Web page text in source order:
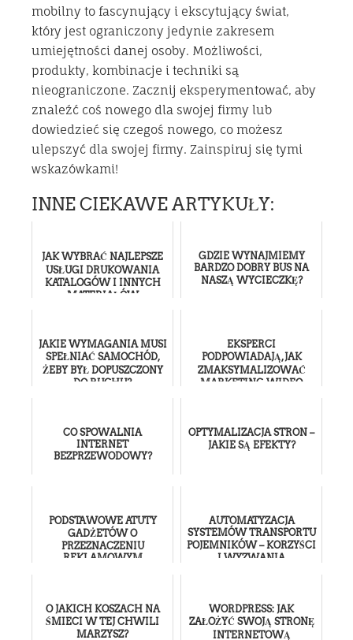
mobilny to fascynujący i ekscytujący świat,
który jest ograniczony jedynie zakresem
umiejętności danej osoby. Możliwości,
produkty, kombinacje i techniki są
nieograniczone. Zacznij eksperymentować, aby
znaleźć coś nowego dla swojej firmy lub
dowiedzieć się czegoś nowego, co możesz
ulepszyć dla swojej firmy. Zainspiruj się tymi
wskazówkami!
INNE CIEKAWE ARTYKUŁY:
JAK WYBRAĆ NAJLEPSZE
USŁUGI DRUKOWANIA
KATALOGÓW I INNYCH
MATERIAŁÓW
GDZIE WYNAJMIEMY
BARDZO DOBRY BUS NA
NASZĄ WYCIECZKĘ?
JAKIE WYMAGANIA MUSI
SPEŁNIAĆ SAMOCHÓD,
ŻEBY BYŁ DOPUSZCZONY
DO RUCHU?
EKSPERCI
PODPOWIADAJĄ, JAK
ZMAKSYMALIZOWAĆ
MARKETING WIDEO
CO SPOWALNIA
INTERNET
BEZPRZEWODOWY?
OPTYMALIZACJA STRON –
JAKIE SĄ EFEKTY?
PODSTAWOWE ATUTY
GADŻETÓW O
PRZEZNACZENIU
REKLAMOWYM
AUTOMATYZACJA
SYSTEMÓW TRANSPORTU
POJEMNIKÓW – KORZYŚCI
I WYZWANIA
O JAKICH KOSZACH NA
ŚMIECI W TEJ CHWILI
MARZYSZ?
WORDPRESS: JAK
ZAŁOŻYĆ SWOJĄ STRONĘ
INTERNETOWĄ